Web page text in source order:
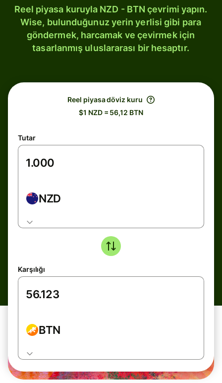
Reel piyasa kuruyla NZD - BTN çevrimi yapın.
Wise, bulunduğunuz yerin yerlisi gibi para
göndermek, harcamak ve çevirmek için
tasarlanmış uluslararası bir hesaptır.
Reel piyasa döviz kuru
$1 NZD = 56,12 BTN
Tutar
NZD
Karşılığı
BTN